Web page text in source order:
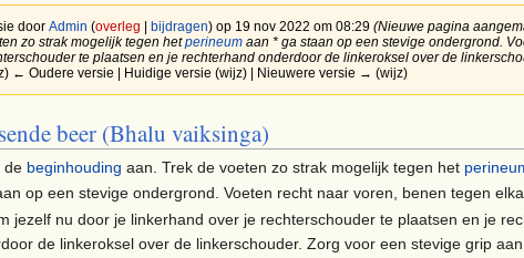
door Admin (overleg | bijdragen)op 19 nov 2022 om 08:29 (Nieuwe pagina
zo strak mogelijk tegen hetperineumaan * ga staan op een stevige ondergrond.
te plaatsen en je rechterhand onderdoor de linkeroksel over de
← Oudere versie | Huidige versie (wijz) | Nieuwere versie → (wijz)
beer (Bhalu vaiksinga)
de beginhouding‎‎ aan. Trek de voeten zo strak mogelijk tegen het
op een stevige ondergrond. Voeten recht naar voren, benen tegen
jezelf nu door je linkerhand over je rechterschouder te plaatsen en je
de linkeroksel over de linkerschouder. Zorg voor een stevige grip aan